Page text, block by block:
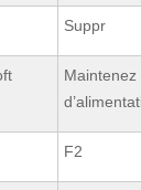
Suppr
F2